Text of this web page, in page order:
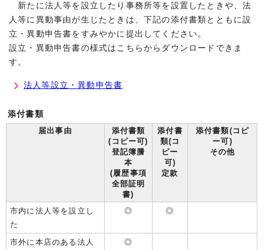
新たに法人等を設立したり事務所等を設置したときや、法
人等に異動事由が生じたときは、下記の添付書類とともに設
立・異動申告書をすみやかに提出してください。
設立・異動申告書の様式はこちらからダウンロードできま
す。
法人等設立・異動申告書
添付書類
届出事由
添付書類
(コピー可)
登記簿謄
本
(履歴事項
全部証明
書)
添付書
類(コ
ピー
可)
定款
添付書類(コピ
ー可)
その他
市内に法人等を設立し
た
◎ ◎
市外に本店のある法人
◎